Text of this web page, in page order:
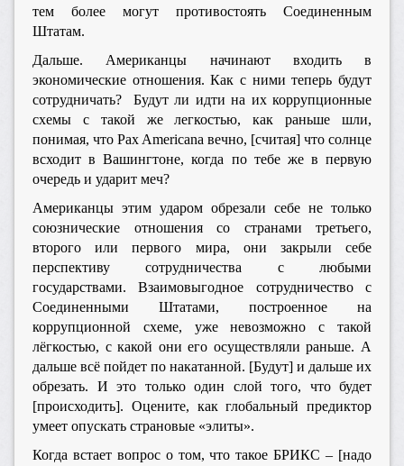
тем более могут противостоять Соединенным
Штатам.
Дальше. Американцы начинают входить в
экономические отношения. Как с ними теперь будут
сотрудничать? Будут ли идти на их коррупционные
схемы с такой же легкостью, как раньше шли,
понимая, что Pax Americana вечно, [считая] что солнце
всходит в Вашингтоне, когда по тебе же в первую
очередь и ударит меч?
Американцы этим ударом обрезали себе не только
союзнические отношения со странами третьего,
второго или первого мира, они закрыли себе
перспективу сотрудничества с любыми
государствами. Взаимовыгодное сотрудничество с
Соединенными Штатами, построенное на
коррупционной схеме, уже невозможно с такой
лёгкостью, с какой они его осуществляли раньше. А
дальше всё пойдет по накатанной. [Будут] и дальше их
обрезать. И это только один слой того, что будет
[происходить]. Оцените, как глобальный предиктор
умеет опускать страновые «элиты».
Когда встает вопрос о том, что такое БРИКС – [надо